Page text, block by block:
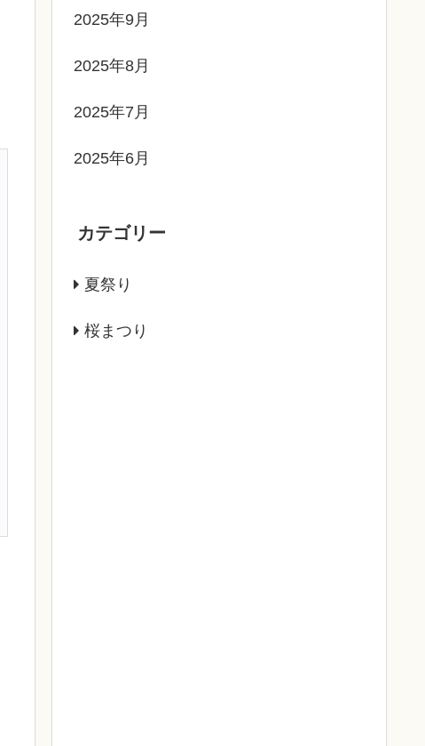
2025年9月
2025年8月
2025年7月
2025年6月
カテゴリー
夏祭り
桜まつり